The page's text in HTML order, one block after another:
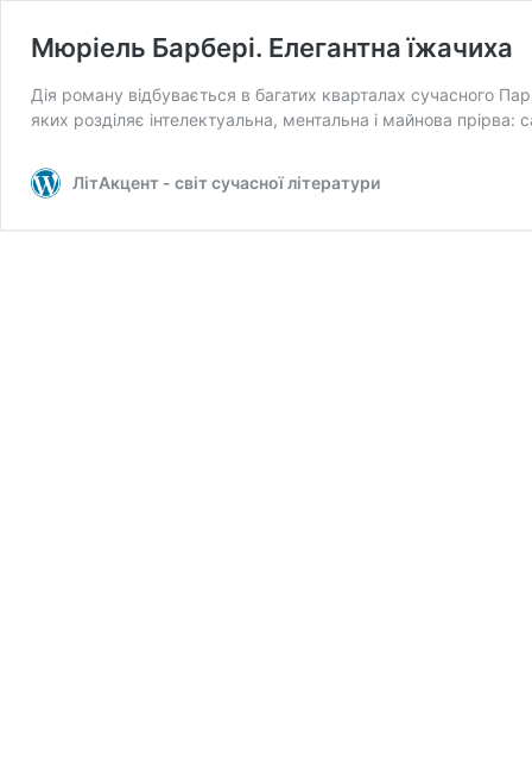
Мюріель Барбері. Елегантна їжачиха
Дія роману відбувається в багатих кварталах
яких розділяє інтелектуальна, ментальна і майнова
ЛітАкцент - світ сучасної літератури